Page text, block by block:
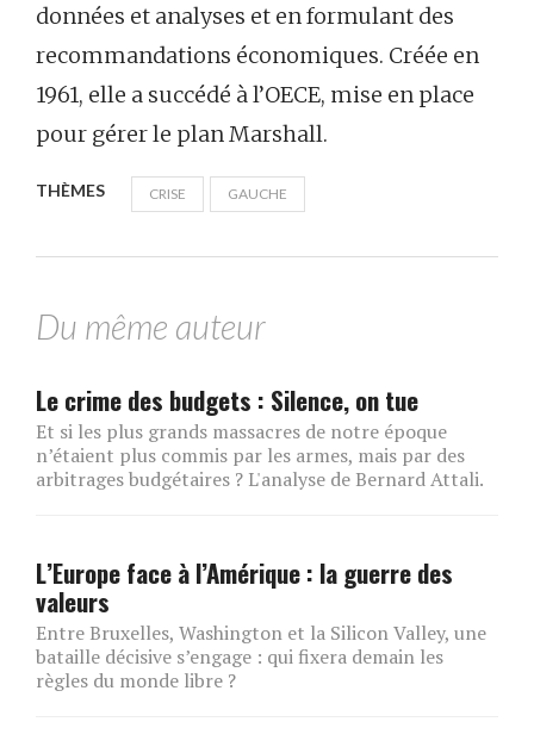
données et analyses et en formulant des
recommandations économiques. Créée en
1961, elle a succédé à l’OECE, mise en place
pour gérer le plan Marshall.
THÈMES CRISE GAUCHE
Du même auteur
Le crime des budgets : Silence, on tue
Et si les plus grands massacres de notre époque
n’étaient plus commis par les armes, mais par des
arbitrages budgétaires ? L'analyse de Bernard Attali.
L’Europe face à l’Amérique : la guerre des
valeurs
Entre Bruxelles, Washington et la Silicon Valley, une
bataille décisive s’engage : qui fixera demain les
règles du monde libre ?